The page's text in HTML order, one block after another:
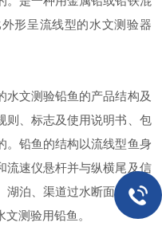
形呈流线型的水文测验器
文测验铅鱼的产品结构及
则、标志及使用说明书、包
。铅鱼的结构以流线型鱼身
流速仪悬杆并与纵横尾及信
泊、渠道过水断面中测量
测验用铅鱼。